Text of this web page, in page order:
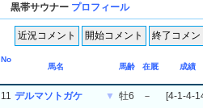
黒帯サウナー プロフィール
No
馬名
馬齢 在厩 成績
11 デルマソトガケ ▼ 牡6 －
[4-1-4-